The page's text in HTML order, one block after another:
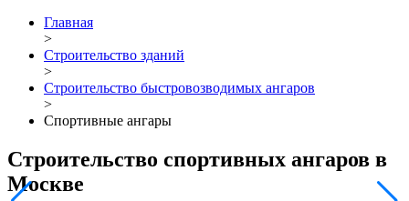
Главная
>
Строительство зданий
>
Строительство быстровозводимых ангаров
>
Спортивные ангары
Строительство спортивных ангаров в
Москве